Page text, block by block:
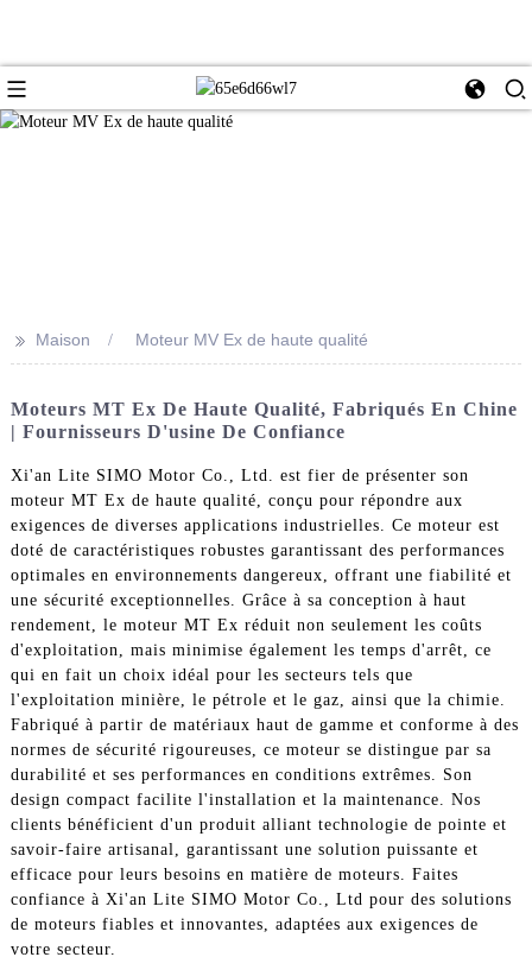
>> Maison Moteur MV Ex de haute qualité
Moteurs MT Ex De Haute Qualité, Fabriqués En Chine
| Fournisseurs D'usine De Confiance
Xi'an Lite SIMO Motor Co., Ltd. est fier de présenter son
moteur MT Ex de haute qualité, conçu pour répondre aux
exigences de diverses applications industrielles. Ce moteur est
doté de caractéristiques robustes garantissant des performances
optimales en environnements dangereux, offrant une fiabilité et
une sécurité exceptionnelles. Grâce à sa conception à haut
rendement, le moteur MT Ex réduit non seulement les coûts
d'exploitation, mais minimise également les temps d'arrêt, ce
qui en fait un choix idéal pour les secteurs tels que
l'exploitation minière, le pétrole et le gaz, ainsi que la chimie.
Fabriqué à partir de matériaux haut de gamme et conforme à des
normes de sécurité rigoureuses, ce moteur se distingue par sa
durabilité et ses performances en conditions extrêmes. Son
design compact facilite l'installation et la maintenance. Nos
clients bénéficient d'un produit alliant technologie de pointe et
savoir-faire artisanal, garantissant une solution puissante et
efficace pour leurs besoins en matière de moteurs. Faites
confiance à Xi'an Lite SIMO Motor Co., Ltd pour des solutions
de moteurs fiables et innovantes, adaptées aux exigences de
votre secteur.